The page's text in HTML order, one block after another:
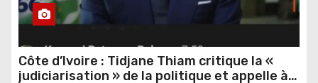
Côte d’Ivoire : Tidjane Thiam critique la «
judiciarisation » de la politique et appelle à